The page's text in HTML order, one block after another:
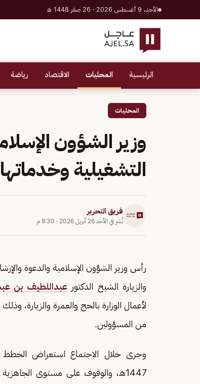
الأحد، 9 أغسطس 2026 · 26 صفر 1448 هـ
الرئيسية المحليات الاقتصاد رياضة
المحليات
وزير الشؤون
التشغيلية
فريق التحرير
نُشر في الأحد 26 أبريل 2026 · 8:30 م
رأس وزير الشؤون الإسلامية والدعوة
والزيارة الشيخ الدكتورعبداللطيف بن
لأعمال الوزارة بالحج والعمرة والزيارة،
من المسؤولين.
وجرى خلال الاجتماع استعراض الخطط
1447هـ، والوقوف على مستوى